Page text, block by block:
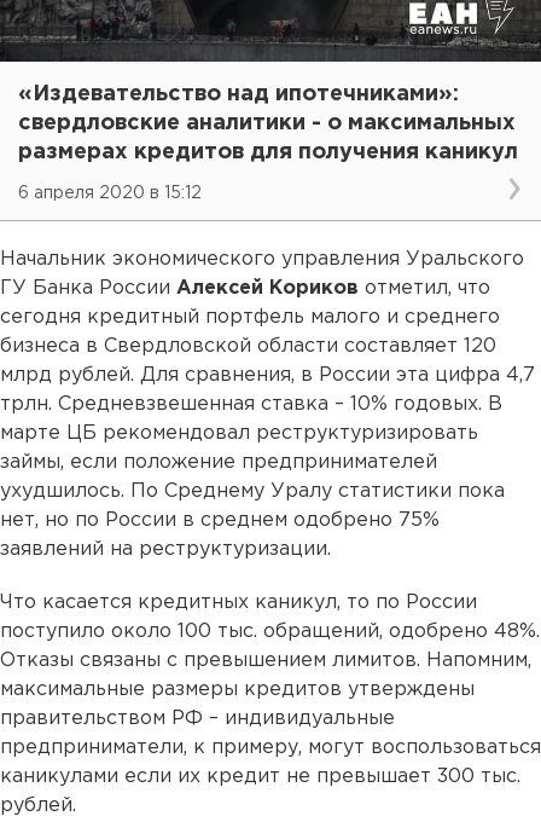
«Издевательство над ипотечниками»:
свердловские аналитики - о максимальных
размерах кредитов для получения каникул
6 апреля 2020 в 15:12
Начальник экономического управления Уральского
ГУ Банка России Алексей Кориков отметил, что
сегодня кредитный портфель малого и среднего
бизнеса в Свердловской области составляет 120
млрд рублей. Для сравнения, в России эта цифра 4,7
трлн. Средневзвешенная ставка – 10% годовых. В
марте ЦБ рекомендовал реструктуризировать
займы, если положение предпринимателей
ухудшилось. По Среднему Уралу статистики пока
нет, но по России в среднем одобрено 75%
заявлений на реструктуризации.
Что касается кредитных каникул, то по России
поступило около 100 тыс. обращений, одобрено 48%.
Отказы связаны с превышением лимитов. Напомним,
максимальные размеры кредитов утверждены
правительством РФ – индивидуальные
предприниматели, к примеру, могут воспользоваться
каникулами если их кредит не превышает 300 тыс.
рублей.